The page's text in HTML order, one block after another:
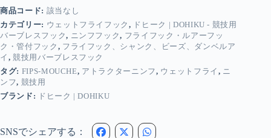
技
用
バ
ー
ブ
レ
ス
ウ
ェ
&
商品コード: 該当なし
カテゴリー: ウェットフライフック, ドヒーク | DOHIKU - 競技用
バーブレスフック, ニンフフック, フライフック・ルアーフッ
ク・管付フック , フライフック、シャンク、ビーズ、ダンベルア
イ , 競技用バーブレスフック
タグ: FIPS-MOUCHE, アトラクターニンフ, ウェットフライ , ニ
ンフ, 競技用
ブランド: ドヒーク | DOHIKU
SNSでシェアする：